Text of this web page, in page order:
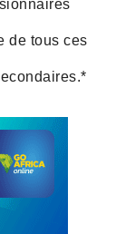
de tous ces